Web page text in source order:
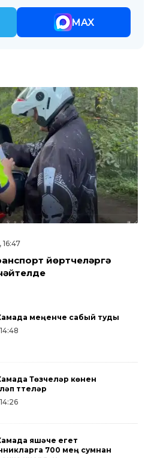
MAX
йөртүчеләргә
меңенче сабый туды
Төзүчеләр көнен
үттеләр
яшәүче егет
700 мең сумнан